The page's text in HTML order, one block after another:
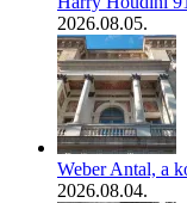
2026.08.05.
Weber Antal, a
2026.08.04.